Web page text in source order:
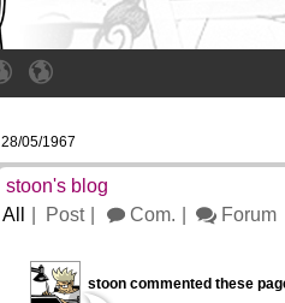
28/05/1967
stoon's blog
All
Post Com. Forum
stoon commented these